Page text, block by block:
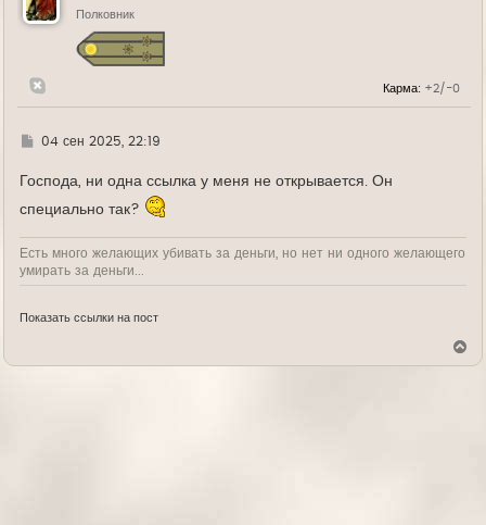
ч
Полковник
Карма: +2/-0
Г04 сен 2025, 22:19
Господа, ни одна ссылка у меня не открывается. Он
специально так?
Есть много желающих убивать за деньги, но нет ни одного желающего
умирать за деньги...
Показать ссылки на пост